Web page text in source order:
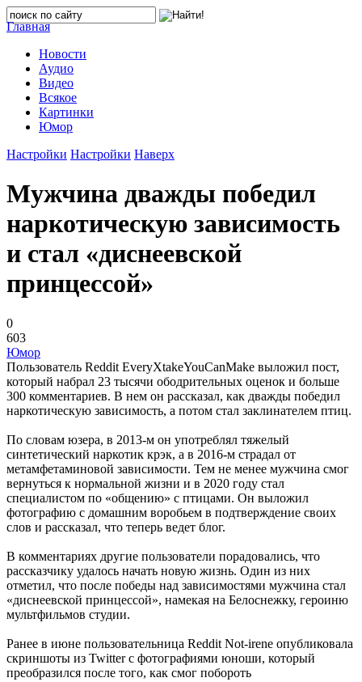
Главная
Новости
Аудио
Видео
Всякое
Картинки
Юмор
Настройки Настройки Наверх
Мужчина дважды победил
наркотическую зависимость
и стал «диснеевской
принцессой»
0
603
Юмор
Пользователь Reddit EveryXtakeYouCanMake выложил пост,
который набрал 23 тысячи ободрительных оценок и больше
300 комментариев. В нем он рассказал, как дважды победил
наркотическую зависимость, а потом стал заклинателем птиц.
По словам юзера, в 2013-м он употреблял тяжелый
синтетический наркотик крэк, а в 2016-м страдал от
метамфетаминовой зависимости. Тем не менее мужчина смог
вернуться к нормальной жизни и в 2020 году стал
специалистом по «общению» с птицами. Он выложил
фотографию с домашним воробьем в подтверждение своих
слов и рассказал, что теперь ведет блог.
В комментариях другие пользователи порадовались, что
рассказчику удалось начать новую жизнь. Один из них
отметил, что после победы над зависимостями мужчина стал
«диснеевской принцессой», намекая на Белоснежку, героиню
мультфильмов студии.
Ранее в июне пользовательница Reddit Not-irene опубликовала
скриншоты из Twitter с фотографиями юноши, который
преобразился после того, как смог побороть